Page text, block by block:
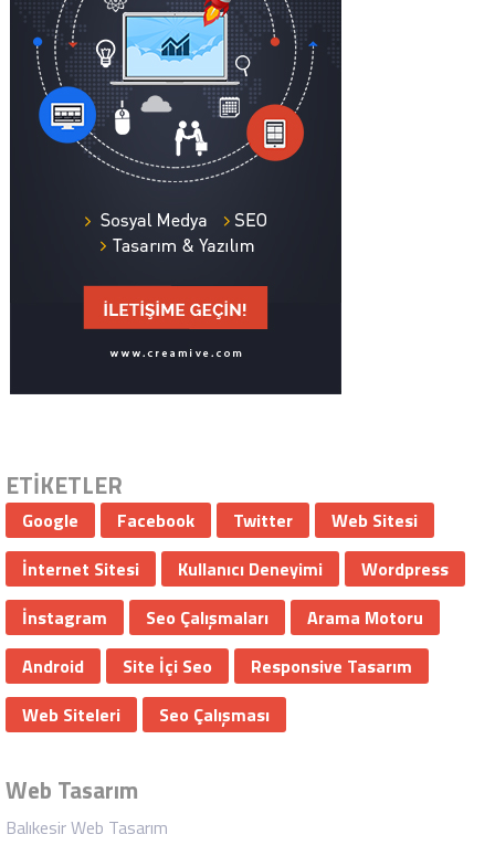
ETİKETLER
Google Facebook Twitter
Web Sitesi
İnternet Sitesi
Kullanıcı Deneyimi
Wordpress
İnstagram
Seo Çalışmaları
Arama Motoru
Android
Site İçi Seo
Responsive Tasarım
Web Siteleri
Seo Çalışması
Web Tasarım
Balıkesir Web Tasarım